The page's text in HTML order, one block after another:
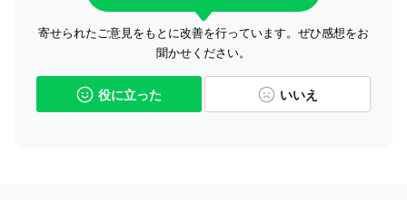
寄せられたご意見をもとに改善を行っています。ぜひ感想をお
聞かせください。
役に立った いいえ